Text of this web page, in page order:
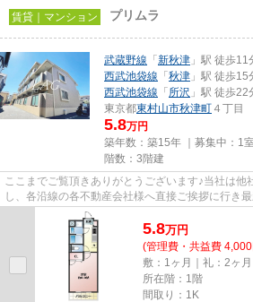
賃貸｜マンション プリムラ
武蔵野線 「 新秋津 」駅 徒歩11
西武池袋線 「 秋津 」駅 徒歩15
西武池袋線 「 所沢 」駅 徒歩22
東京都東村山市秋津町 ４丁目
5.8万円
築年数：築15年 ｜募集中： 1室
階数：3階建
ここまでご覧頂きありがとうございます♪当社は他
し、各沿線の各不動産会社様へ直接ご挨拶に行き
しております！最新の情報は...
5.8万円
(管理費・共益費
敷：1ヶ月｜礼：2ヶ月
所在階：1階
間取り：1K